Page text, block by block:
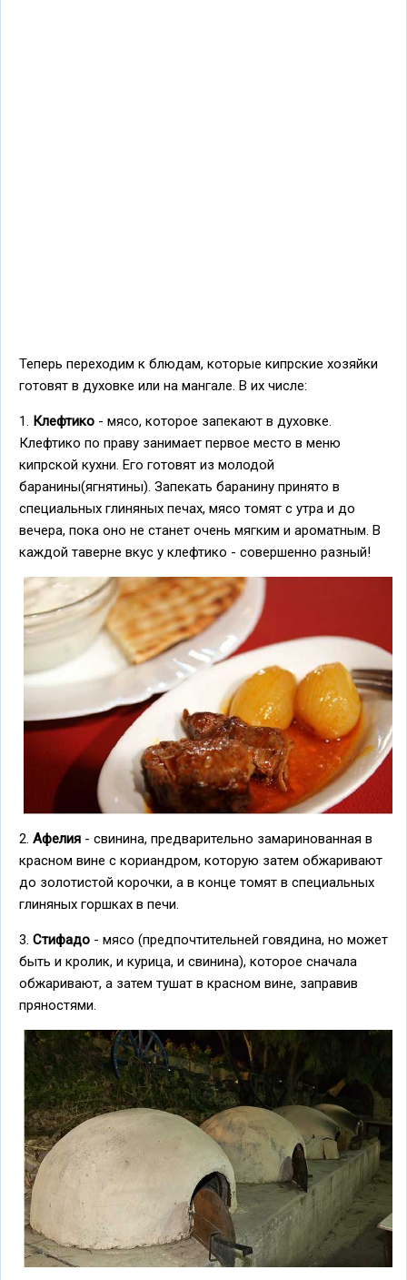
Теперь переходим к блюдам, которые кипрские хозяйки
готовят в духовке или на мангале. В их числе:
1. Клефтико - мясо, которое запекают в духовке.
Клефтико по праву занимает первое место в меню
кипрской кухни. Его готовят из молодой
баранины(ягнятины). Запекать баранину принято в
специальных глиняных печах, мясо томят с утра и до
вечера, пока оно не станет очень мягким и ароматным. В
каждой таверне вкус у клефтико - совершенно разный!
2. Афелия - свинина, предварительно замаринованная в
красном вине с кориандром, которую затем обжаривают
до золотистой корочки, а в конце томят в специальных
глиняных горшках в печи.
3. Стифадо - мясо (предпочтительней говядина, но может
быть и кролик, и курица, и свинина), которое сначала
обжаривают, а затем тушат в красном вине, заправив
пряностями.